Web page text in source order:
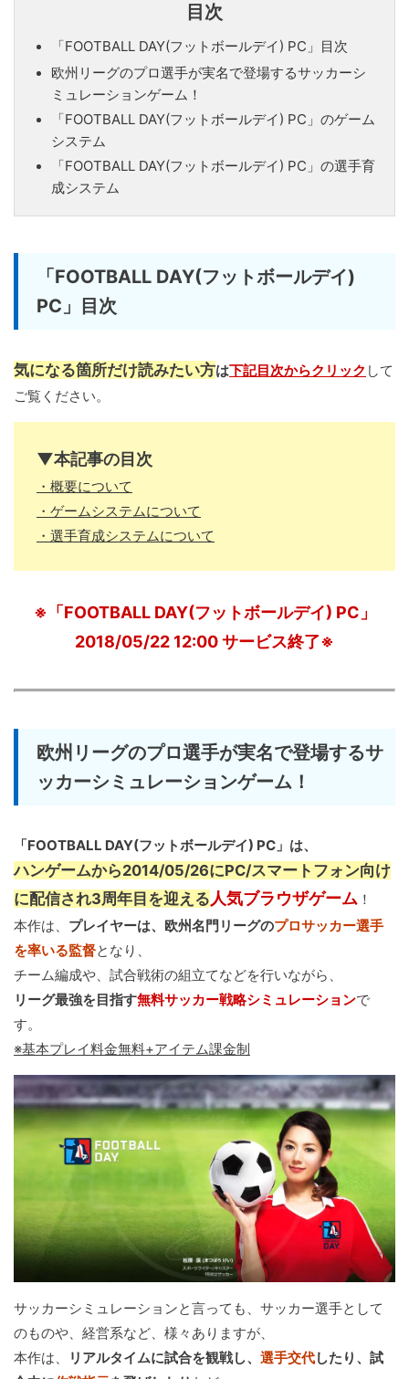
目次
「FOOTBALL DAY(フットボールデイ) PC」目次
欧州リーグのプロ選手が実名で登場するサッカーシ
ミュレーションゲーム！
「FOOTBALL DAY(フットボールデイ) PC」のゲーム
システム
「FOOTBALL DAY(フットボールデイ) PC」の選手育
成システム
「FOOTBALL DAY(フットボールデイ)
PC」目次
気になる箇所だけ読みたい方は下記目次からクリック して
ご覧ください。
▼本記事の目次
・概要について
・ゲームシステムについて
・選手育成システムについて
※「FOOTBALL DAY(フットボールデイ) PC」
2018/05/22 12:00 サービス終了※
欧州リーグのプロ選手が実名で登場するサ
ッカーシミュレーションゲーム！
「FOOTBALL DAY(フットボールデイ) PC」は、
ハンゲームから2014/05/26にPC/スマートフォン向け
に配信され3周年目を迎える人気ブラウザゲーム ！
本作は、 プレイヤーは、欧州名門リーグのプロサッカー選手
を率いる監督となり、
チーム編成や、試合戦術の組立てなどを行いながら、
リーグ最強を目指す無料サッカー戦略シミュレーションで
す。
※基本プレイ料金無料+アイテム課金制
サッカーシミュレーションと言っても、サッカー選手として
のものや、経営系など、様々ありますが、
本作は、
リアルタイムに試合を観戦し、 選手交代したり、試